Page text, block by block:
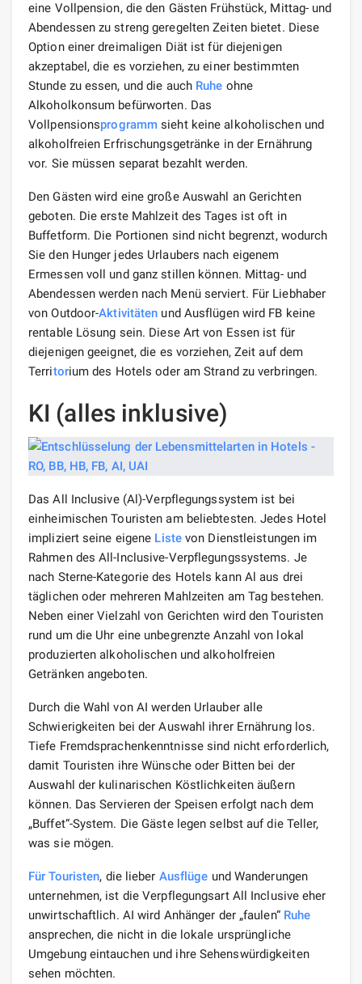
eine Vollpension, die den Gästen Frühstück, Mittag- und
Abendessen zu streng geregelten Zeiten bietet. Diese
Option einer dreimaligen Diät ist für diejenigen
akzeptabel, die es vorziehen, zu einer bestimmten
Stunde zu essen, und die auch Ruhe ohne
Alkoholkonsum befürworten. Das
Vollpensionsprogramm sieht keine alkoholischen und
alkoholfreien Erfrischungsgetränke in der Ernährung
vor. Sie müssen separat bezahlt werden.
Den Gästen wird eine große Auswahl an Gerichten
geboten. Die erste Mahlzeit des Tages ist oft in
Buffetform. Die Portionen sind nicht begrenzt, wodurch
Sie den Hunger jedes Urlaubers nach eigenem
Ermessen voll und ganz stillen können. Mittag- und
Abendessen werden nach Menü serviert. Für Liebhaber
von Outdoor-Aktivitäten und Ausflügen wird FB keine
rentable Lösung sein. Diese Art von Essen ist für
diejenigen geeignet, die es vorziehen, Zeit auf dem
Territorium des Hotels oder am Strand zu verbringen.
KI (alles inklusive)
Das All Inclusive (Al)-Verpflegungssystem ist bei
einheimischen Touristen am beliebtesten. Jedes Hotel
impliziert seine eigene Listevon Dienstleistungen im
Rahmen des All-Inclusive-Verpflegungssystems. Je
nach Sterne-Kategorie des Hotels kann Al aus drei
täglichen oder mehreren Mahlzeiten am Tag bestehen.
Neben einer Vielzahl von Gerichten wird den Touristen
rund um die Uhr eine unbegrenzte Anzahl von lokal
produzierten alkoholischen und alkoholfreien
Getränken angeboten.
Durch die Wahl von AI werden Urlauber alle
Schwierigkeiten bei der Auswahl ihrer Ernährung los.
Tiefe Fremdsprachenkenntnisse sind nicht erforderlich,
damit Touristen ihre Wünsche oder Bitten bei der
Auswahl der kulinarischen Köstlichkeiten äußern
können. Das Servieren der Speisen erfolgt nach dem
„Buffet“-System. Die Gäste legen selbst auf die Teller,
was sie mögen.
Für Touristen, die lieber Ausflüge und Wanderungen
unternehmen, ist die Verpflegungsart All Inclusive eher
unwirtschaftlich. AI wird Anhänger der „faulen“ Ruhe
ansprechen, die nicht in die lokale ursprüngliche
Umgebung eintauchen und ihre Sehenswürdigkeiten
sehen möchten.